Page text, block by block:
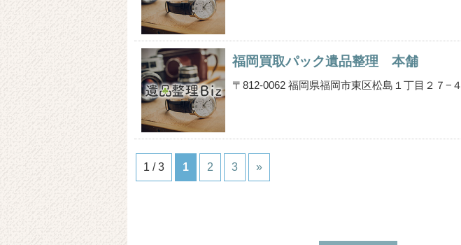
福岡買取パック遺品整理 本舗
〒812-0062 福岡県福岡市東区松島１丁目２７−４
1 / 3 1 2 3 »